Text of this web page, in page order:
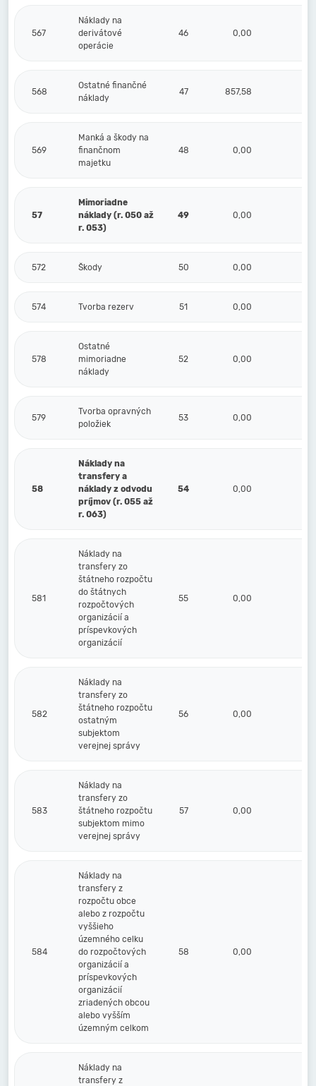
567
Náklady na
derivátové
operácie
46 0,00
568
Ostatné finančné
náklady
47 857,58
569
Manká a škody na
finančnom
majetku
48 0,00
57
Mimoriadne
náklady (r. 050 až
r. 053)
49 0,00
572 Škody 50 0,00
574 Tvorba rezerv 51 0,00
578
Ostatné
mimoriadne
náklady
52 0,00
579
Tvorba opravných
položiek
53 0,00
58
Náklady na
transfery a
náklady z odvodu
príjmov (r. 055 až
r. 063)
54 0,00
581
Náklady na
transfery zo
štátneho rozpočtu
do štátnych
rozpočtových
organizácií a
príspevkových
organizácií
55 0,00
582
Náklady na
transfery zo
štátneho rozpočtu
ostatným
subjektom
verejnej správy
56 0,00
583
Náklady na
transfery zo
štátneho rozpočtu
subjektom mimo
verejnej správy
57 0,00
584
Náklady na
transfery z
rozpočtu obce
alebo z rozpočtu
vyššieho
územného celku
do rozpočtových
organizácií a
príspevkových
organizácií
zriadených obcou
alebo vyšším
územným celkom
58 0,00
Náklady na
transfery z